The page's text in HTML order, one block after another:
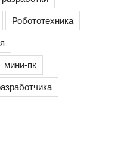
Робототехника
мини-пк